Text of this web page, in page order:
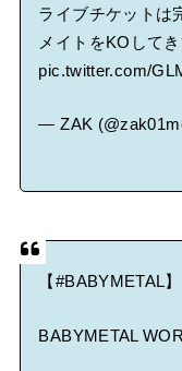
ライブチケットは
メイトをKOして
pic.twitter.com/
— ZAK
【 #BABYMETAL】
BABYMETAL